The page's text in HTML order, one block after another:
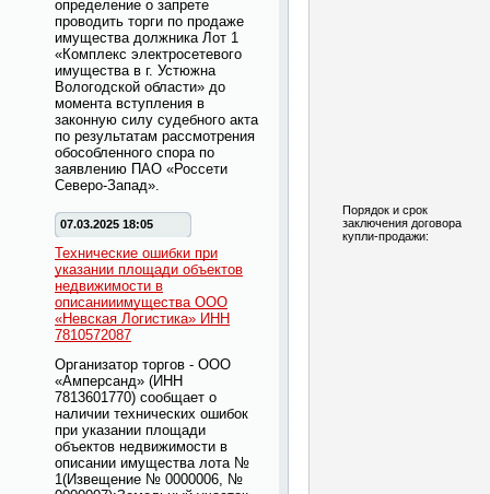
определение о запрете
проводить торги по продаже
имущества должника Лот 1
«Комплекс электросетевого
имущества в г. Устюжна
Вологодской области» до
момента вступления в
законную силу судебного акта
по результатам рассмотрения
обособленного спора по
заявлению ПАО «Россети
Северо-Запад».
07.03.2025 18:05
Технические ошибки при
указании площади объектов
недвижимости в
описанииимущества ООО
«Невская Логистика» ИНН
7810572087
Организатор торгов - ООО
«Амперсанд» (ИНН
7813601770) сообщает о
наличии технических ошибок
при указании площади
объектов недвижимости в
описании имущества лота №
1(Извещение № 0000006, №
Порядок и срок
заключения договора
купли-продажи: